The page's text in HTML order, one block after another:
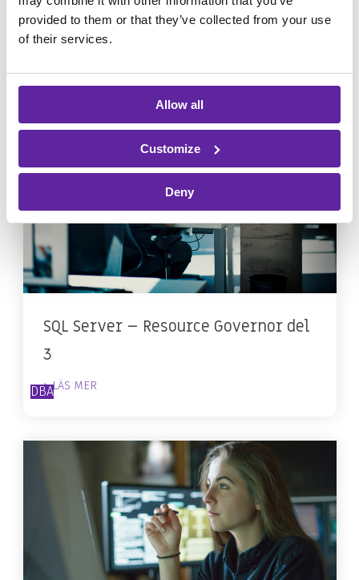
provided to them or that they’ve collected from your use
of their services.
Allow all
Customize
Deny
MaxTokenSize
DBA> LÄS MER
SQL Server – Resource Governor del
3
DBA> LÄS MER